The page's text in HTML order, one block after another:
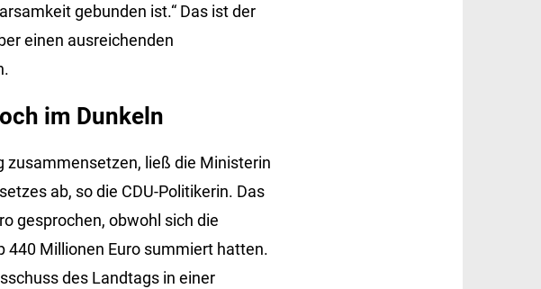
gebunden ist.“ Das ist der
einen ausreichenden
im Dunkeln
zusammensetzen, ließ die Ministerin
ab, so die CDU-Politikerin. Das
gesprochen, obwohl sich die
440 Millionen Euro summiert hatten.
des Landtags in einer